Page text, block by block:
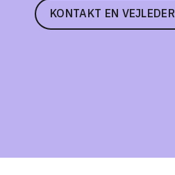
KONTAKT EN VEJLEDER